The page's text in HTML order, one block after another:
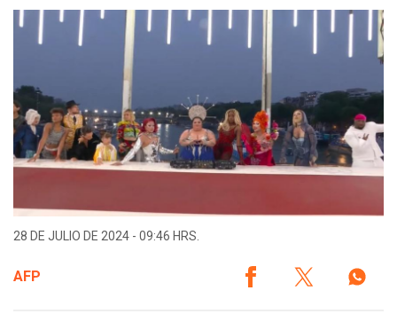
28 DE JULIO DE 2024 - 09:46 HRS.
AFP